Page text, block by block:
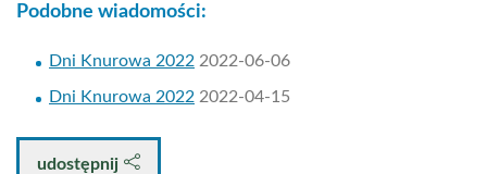
Podobne wiadomości:
Dni Knurowa 2022 2022-06-06
Dni Knurowa 2022 2022-04-15
udostępnij